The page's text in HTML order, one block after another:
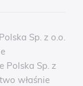
Sp. z o.o.
Polska Sp. z
właśnie